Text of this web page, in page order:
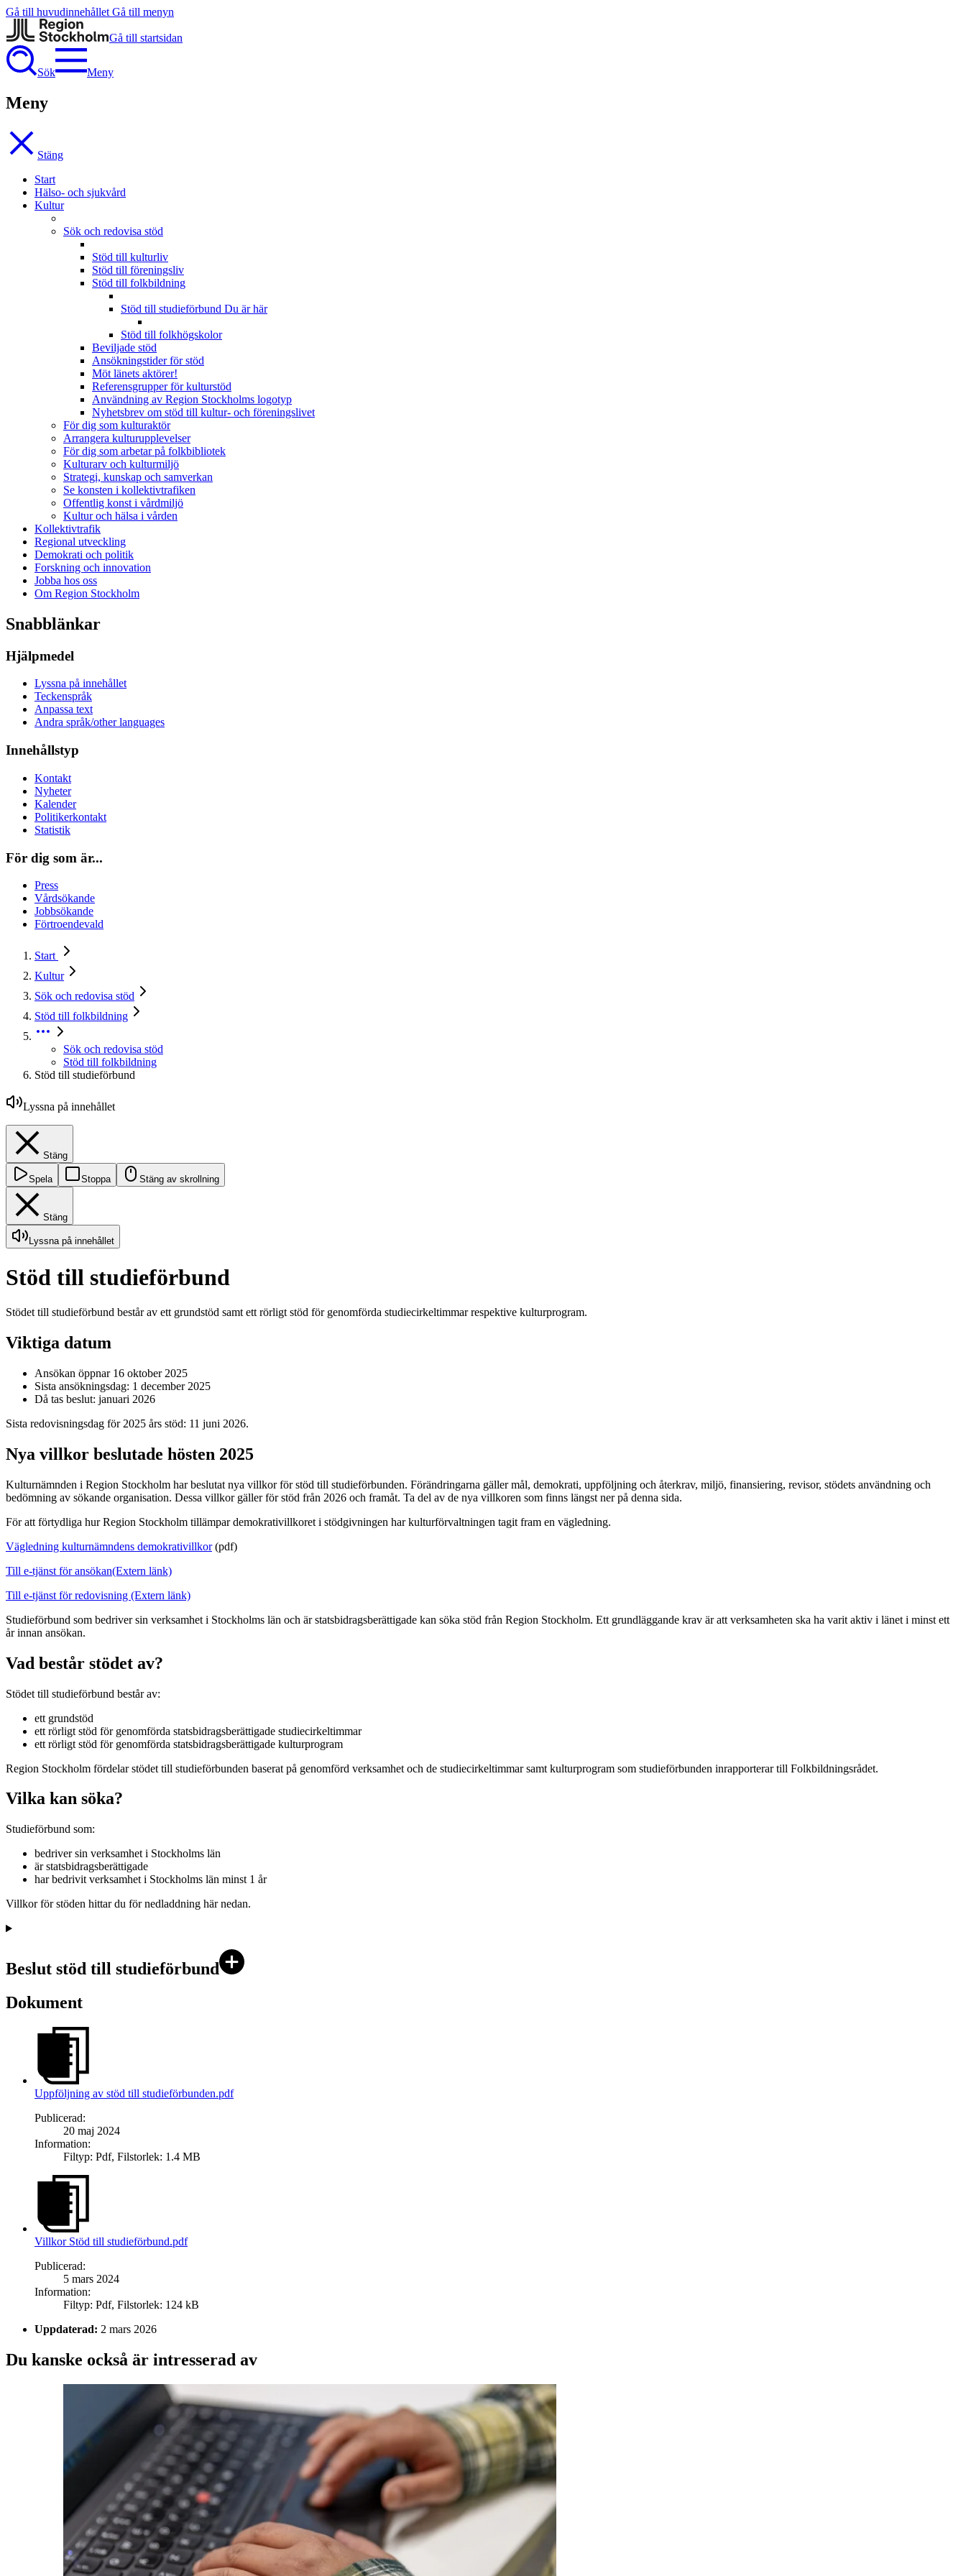
Gå till huvudinnehållet Gå till menyn
Gå till startsidan
Sök Meny
Meny
Stäng
Start
Hälso- och sjukvård
Kultur
Sök och redovisa stöd
Stöd till kulturliv
Stöd till föreningsliv
Stöd till folkbildning
Stöd till studieförbund Du är här
Stöd till folkhögskolor
Beviljade stöd
Ansökningstider för stöd
Möt länets aktörer!
Referensgrupper för kulturstöd
Användning av Region Stockholms logotyp
Nyhetsbrev om stöd till kultur- och föreningslivet
För dig som kulturaktör
Arrangera kulturupplevelser
För dig som arbetar på folkbibliotek
Kulturarv och kulturmiljö
Strategi, kunskap och samverkan
Se konsten i kollektivtrafiken
Offentlig konst i vårdmiljö
Kultur och hälsa i vården
Kollektivtrafik
Regional utveckling
Demokrati och politik
Forskning och innovation
Jobba hos oss
Om Region Stockholm
Snabblänkar
Hjälpmedel
Lyssna på innehållet
Teckenspråk
Anpassa text
Andra språk/other languages
Innehållstyp
Kontakt
Nyheter
Kalender
Politikerkontakt
Statistik
För dig som är...
Press
Vårdsökande
Jobbsökande
Förtroendevald
Start
Kultur
Sök och redovisa stöd
Stöd till folkbildning
Sök och redovisa stöd
Stöd till folkbildning
Stöd till studieförbund
Lyssna på innehållet
Stäng
Spela Stoppa Stäng av skrollning
Stäng
Lyssna på innehållet
Stöd till studieförbund
Stödet till studieförbund består av ett grundstöd samt ett rörligt stöd för genomförda studiecirkeltimmar respektive kulturprogram.
Viktiga datum
Ansökan öppnar 16 oktober 2025
Sista ansökningsdag: 1 december 2025
Då tas beslut: januari 2026
Sista redovisningsdag för 2025 års stöd: 11 juni 2026.
Nya villkor beslutade hösten 2025
Kulturnämnden i Region Stockholm har beslutat nya villkor för stöd till studieförbunden. Förändringarna gäller mål, demokrati, uppföljning och återkrav, miljö, finansiering, revisor, stödets användning och
bedömning av sökande organisation. Dessa villkor gäller för stöd från 2026 och framåt. Ta del av de nya villkoren som finns längst ner på denna sida.
För att förtydliga hur Region Stockholm tillämpar demokrativillkoret i stödgivningen har kulturförvaltningen tagit fram en vägledning.
Vägledning kulturnämndens demokrativillkor(pdf)
Till e-tjänst för ansökan(Extern länk)
Till e-tjänst för redovisning (Extern länk)
Studieförbund som bedriver sin verksamhet i Stockholms län och är statsbidragsberättigade kan söka stöd från Region Stockholm. Ett grundläggande krav är att verksamheten ska ha varit aktiv i länet i minst ett
år innan ansökan.
Vad består stödet av?
Stödet till studieförbund består av:
ett grundstöd
ett rörligt stöd för genomförda statsbidragsberättigade studiecirkeltimmar
ett rörligt stöd för genomförda statsbidragsberättigade kulturprogram
Region Stockholm fördelar stödet till studieförbunden baserat på genomförd verksamhet och de studiecirkeltimmar samt kulturprogram som studieförbunden inrapporterar till Folkbildningsrådet.
Vilka kan söka?
Studieförbund som:
bedriver sin verksamhet i Stockholms län
är statsbidragsberättigade
har bedrivit verksamhet i Stockholms län minst 1 år
Villkor för stöden hittar du för nedladdning här nedan.
Beslut stöd till studieförbund
Dokument
Uppföljning av stöd till studieförbunden.pdf
Publicerad:
20 maj 2024
Information:
Filtyp: Pdf, Filstorlek: 1.4 MB
Villkor Stöd till studieförbund.pdf
Publicerad:
5 mars 2024
Information:
Filtyp: Pdf, Filstorlek: 124 kB
Uppdaterad: 2 mars 2026
Du kanske också är intresserad av